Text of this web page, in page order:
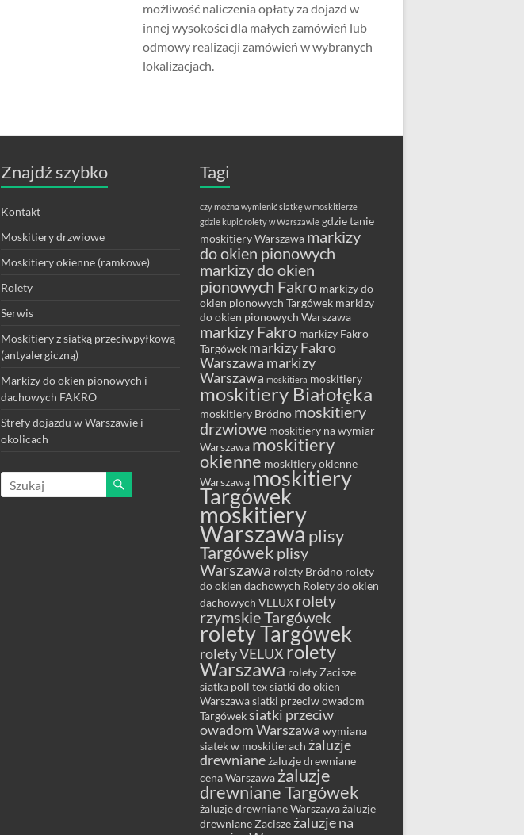
możliwość naliczenia opłaty za dojazd w
innej wysokości dla małych zamówień lub
odmowy realizacji zamówień w wybranych
lokalizacjach.
Znajdź szybko
Kontakt
Moskitiery drzwiowe
Moskitiery okienne (ramkowe)
Rolety
Serwis
Moskitiery z siatką przeciwpyłkową
(antyalergiczną)
Markizy do okien pionowych i
dachowych FAKRO
Strefy dojazdu w Warszawie i
okolicach
Tagi
czy można wymienić siatkę w moskitierze
gdzie kupić rolety w Warszawie gdzie tanie
moskitiery Warszawa markizy
do okien pionowych
markizy do okien
pionowych Fakro markizy do
okien pionowych Targówek markizy
do okien pionowych Warszawa
markizy Fakro markizy Fakro
Targówek markizy Fakro
Warszawa markizy
Warszawa moskitiera moskitiery
moskitiery Białołęka
moskitiery Bródno moskitiery
drzwiowe moskitiery na wymiar
Warszawa moskitiery
okienne moskitiery okienne
Warszawa moskitiery
Targówek
moskitiery
Warszawa plisy
Targówek plisy
Warszawa rolety Bródno rolety
do okien dachowych Rolety do okien
dachowych VELUX rolety
rzymskie Targówek
rolety Targówek
rolety VELUX rolety
Warszawa rolety Zacisze
siatka poll tex siatki do okien
Warszawa siatki przeciw owadom
Targówek siatki przeciw
owadom Warszawa wymiana
siatek w moskitierach żaluzje
drewniane żaluzje drewniane
cena Warszawa żaluzje
drewniane Targówek
żaluzje drewniane Warszawa żaluzje
drewniane Zacisze żaluzje na